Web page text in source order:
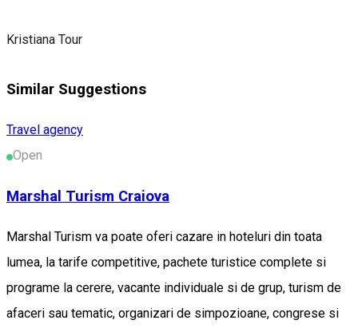
Kristiana Tour
Similar Suggestions
Travel agency
Open
Marshal Turism Craiova
Marshal Turism va poate oferi cazare in hoteluri din toata
lumea, la tarife competitive, pachete turistice complete si
programe la cerere, vacante individuale si de grup, turism de
afaceri sau tematic, organizari de simpozioane, congrese si